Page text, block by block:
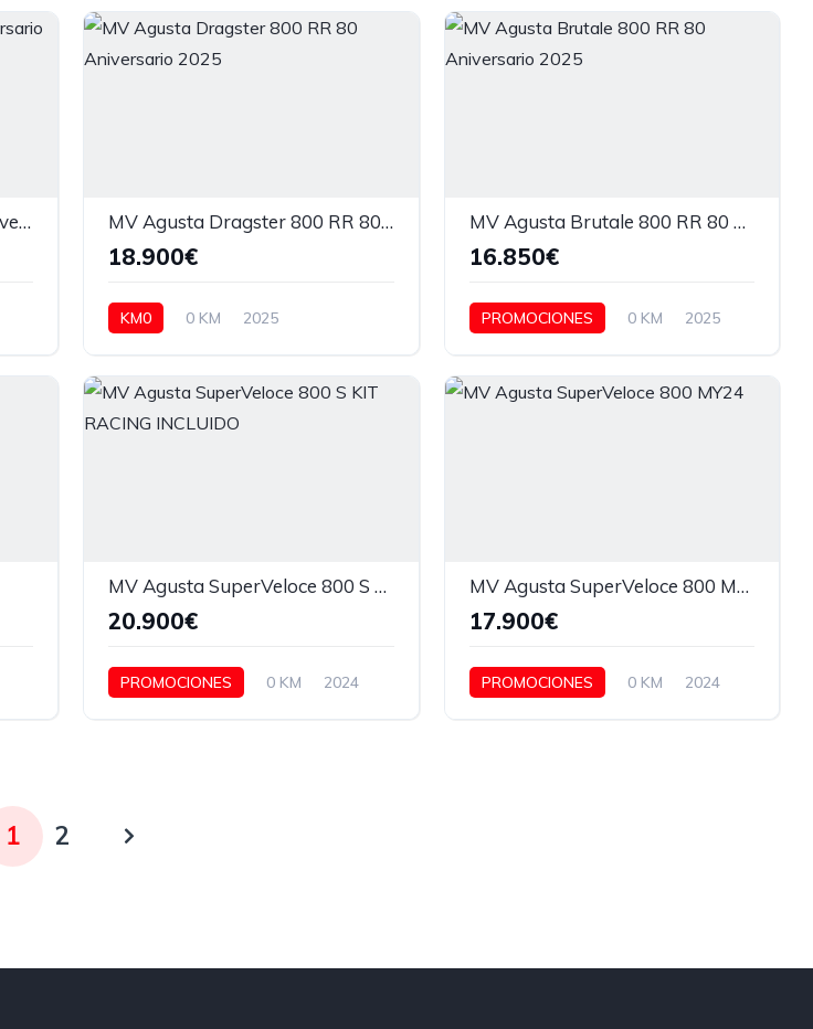
MV Agusta F3 800 RR 80 Aniversario 2025 MV Agusta Dragster 800 RR 80 Aniversario 2025
18.900€
KM0 0 KM 2025
MV Agusta Brutale 800 RR 80 Aniversario 2025
16.850€
PROMOCIONES 0 KM 2025
MV Agusta SuperVeloce 800 S KIT RACING INCLUIDO
20.900€
PROMOCIONES 0 KM 2024
MV Agusta SuperVeloce 800 MY24
17.900€
PROMOCIONES 0 KM 2024
1 2